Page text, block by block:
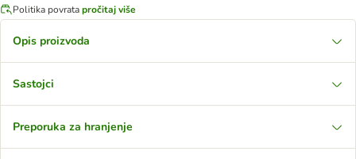
Politika povratapročitaj više
Opis proizvoda
Sastojci
Preporuka za hranjenje